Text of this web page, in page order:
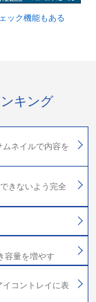
ック機能もある
キング
ネイルで内容を
きないよう完全
容量を増やす
イコントレイに表